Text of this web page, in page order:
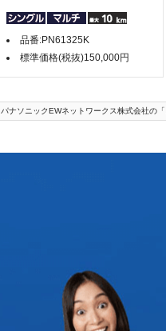
品番:PN61325K
標準価格(税抜)150,000円
パナソニックEWネットワークス株式会社の